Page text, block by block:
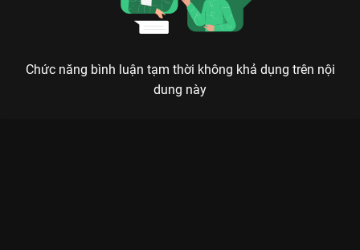
Chức năng bình luận tạm thời không khả dụng trên nội
dung này